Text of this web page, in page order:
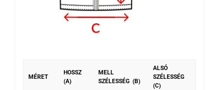
MÉRET
HOSSZ
(A)
MELL
SZÉLESSÉG (B)
ALSÓ
SZÉLESSÉG
(C)